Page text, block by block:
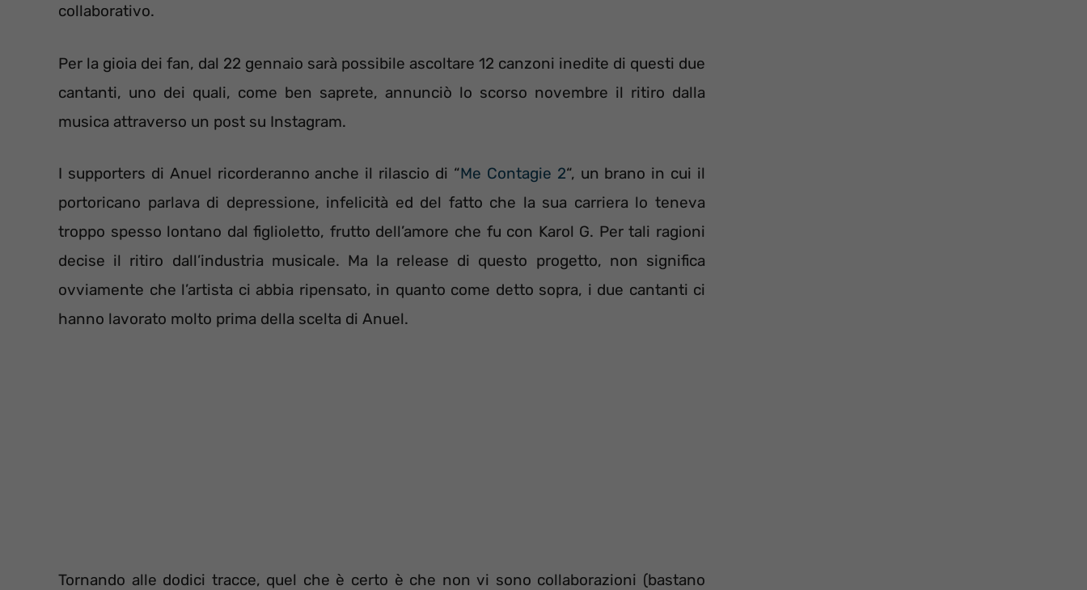
collaborativo.
Per la gioia dei fan, dal 22 gennaio sarà possibile ascoltare 12 canzoni inedite di questi due
cantanti, uno dei quali, come ben saprete, annunciò lo scorso novembre il ritiro dalla
musica attraverso un post su Instagram.
I supporters di Anuel ricorderanno anche il rilascio di “Me Contagie 2“, un brano in cui il
portoricano parlava di depressione, infelicità ed del fatto che la sua carriera lo teneva
troppo spesso lontano dal figlioletto, frutto dell’amore che fu con Karol G. Per tali ragioni
decise il ritiro dall’industria musicale. Ma la release di questo progetto, non significa
ovviamente che l’artista ci abbia ripensato, in quanto come detto sopra, i due cantanti ci
hanno lavorato molto prima della scelta di Anuel.
Tornando alle dodici tracce, quel che è certo è che non vi sono collaborazioni (bastano